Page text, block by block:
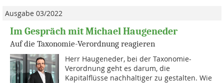
Ausgabe 03/2022
Im Gespräch mit Michael Haugeneder
Auf die Taxonomie-Verordnung reagieren
Herr Haugeneder, bei der Taxonomie-
Verordnung geht es darum, die
Kapitalflüsse nachhaltiger zu gestalten. Wie